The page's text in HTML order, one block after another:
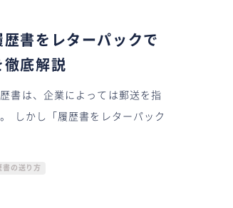
歴書をレターパックで
徹底解説
書は、企業によっては郵送を指
しかし「履歴書をレターパック
書の送り方